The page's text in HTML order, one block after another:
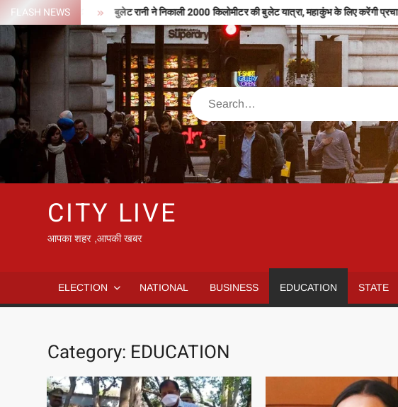
Skip
to
content
FLASH NEWS
मिले 127 करोड़ बुलेट रानी ने निकाली 2000 किलोमीटर की बुलेट यात्रा, महाकुंभ के लिए करेंगी प्रचार
Search
CITY LIVE
आपका शहर ,आपकी खबर
ELECTION NATIONAL BUSINESS EDUCATION STATE
Category: EDUCATION